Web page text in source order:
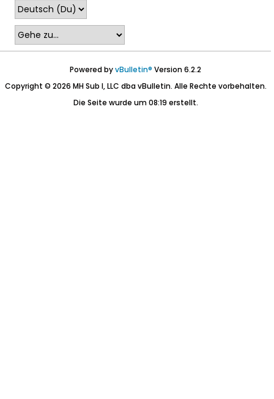
Powered byvBulletin® Version 6.2.2
Copyright © 2026 MH Sub I, LLC dba vBulletin. Alle Rechte vorbehalten.
Die Seite wurde um 08:19 erstellt.